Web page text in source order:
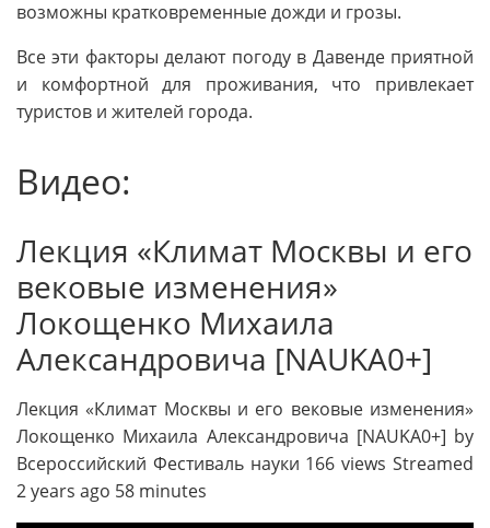
возможны кратковременные дожди и грозы.
Все эти факторы делают погоду в Давенде приятной
и комфортной для проживания, что привлекает
туристов и жителей города.
Видео:
Лекция «Климат Москвы и его
вековые изменения»
Локощенко Михаила
Александровича [NAUKA0+]
Лекция «Климат Москвы и его вековые изменения»
Локощенко Михаила Александровича [NAUKA0+] by
Всероссийский Фестиваль науки 166 views Streamed
2 years ago 58 minutes